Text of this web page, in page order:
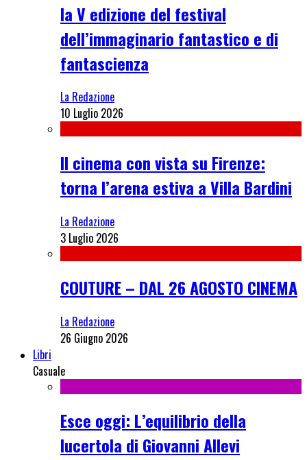
la V edizione del festival
dell’immaginario fantastico e di
fantascienza
La Redazione
10 Luglio 2026
Il cinema con vista su Firenze:
torna l’arena estiva a Villa Bardini
La Redazione
3 Luglio 2026
COUTURE – DAL 26 AGOSTO CINEMA
La Redazione
26 Giugno 2026
Libri
Casuale
Esce oggi: L’equilibrio della
lucertola di Giovanni Allevi